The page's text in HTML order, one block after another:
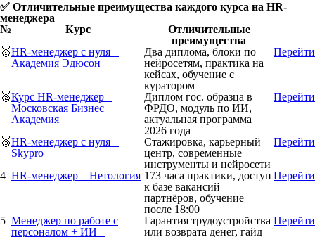
✅ Отличительные преимущества каждого курса на HR-
менеджера
№
Курс
Отличительные
преимущества
🥇HR-менеджер с нуля –
Академия Эдюсон
Два диплома, блоки по
нейросетям, практика на
кейсах, обучение с
куратором
Перейти
🥈Курс HR-менеджер –
Московская Бизнес
Академия
Диплом гос. образца в
ФРДО, модуль по ИИ,
актуальная программа
2026 года
Перейти
🥉HR-менеджер с нуля –
Skypro
Стажировка, карьерный
центр, современные
инструменты и нейросети
Перейти
4 HR-менеджер – Нетология 173 часа практики, доступ
к базе вакансий
партнёров, обучение
после 18:00
Перейти
5 Менеджер по работе с
персоналом + ИИ –
Гарантия трудоустройства
или возврата денег, гайд
Перейти